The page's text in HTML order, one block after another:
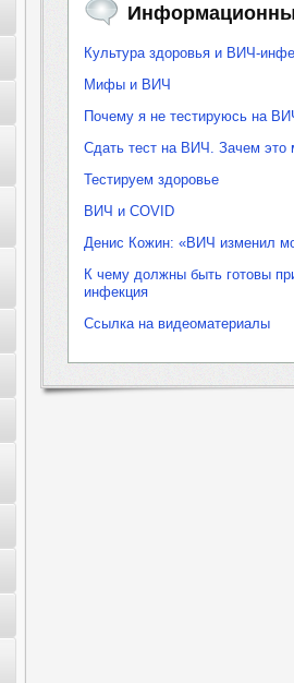
Культура здоровья и ВИЧ-
Мифы и ВИЧ
Почему я не тестируюсь на
Сдать тест на ВИЧ. Зачем это
Тестируем здоровье
ВИЧ и COVID
Денис Кожин: «ВИЧ изменил
К чему должны быть готовы
инфекция
Ссылка на видеоматериалы